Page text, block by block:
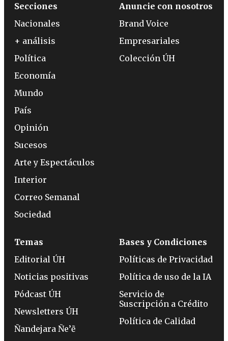
Secciones
Nacionales
+ análisis
Política
Economía
Mundo
País
Opinión
Sucesos
Arte y Espectáculos
Interior
Correo Semanal
Sociedad
Anuncie con nosotros
Brand Voice
Empresariales
Colección ÚH
Temas
Editorial ÚH
Noticias positivas
Pódcast ÚH
Newsletters ÚH
Ñandejara Ñe’ẽ
Bases y Condiciones
Políticas de Privacidad
Política de uso de la IA
Servicio de
Suscripción a Crédito
Política de Calidad